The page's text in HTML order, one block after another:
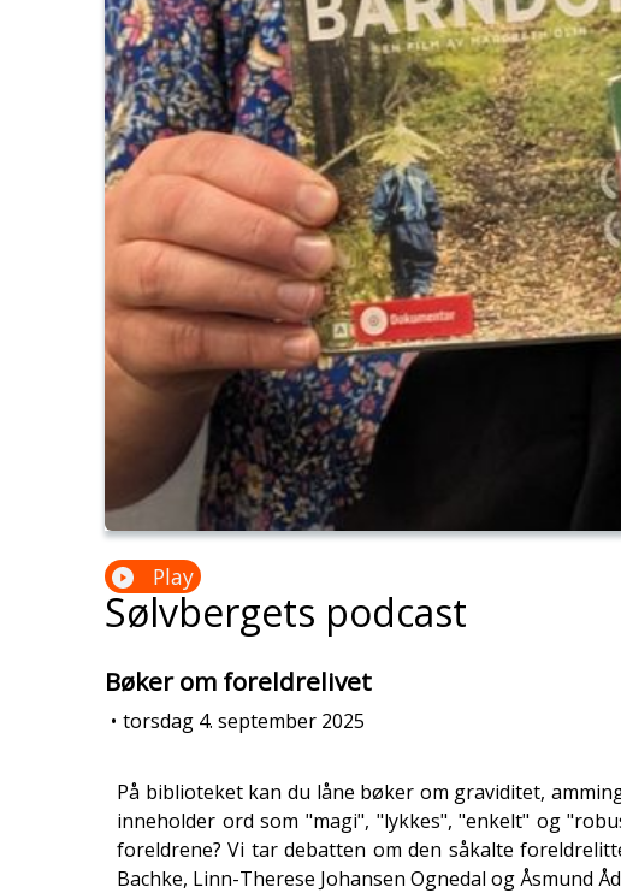
Play
Sølvbergets podcast
Bøker om foreldrelivet
• torsdag 4. september 2025
På biblioteket kan du låne bøker om graviditet,
inneholder ord som "magi", "lykkes", "enkelt" og
foreldrene? Vi tar debatten om den såkalte
Bachke, Linn-Therese Johansen Ognedal og Åsmund